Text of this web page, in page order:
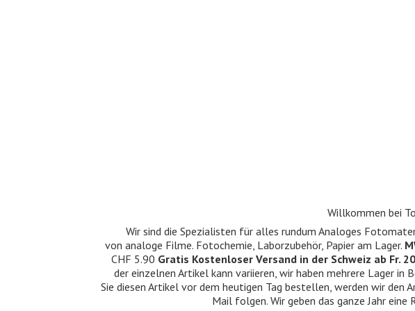
Willkommen bei
Wir sind die Spezialisten für alles rundum Analoges
von analoge Filme. Fotochemie, Laborzubehör, Papier am Lager.
CHF 5.90 Gratis Kostenloser Versand in der Schweiz ab Fr.
der einzelnen Artikel kann variieren, wir haben mehrere Lager in
Sie diesen Artikel vor dem heutigen Tag bestellen, werden wir den
Mail folgen. Wir geben das ganze Jahr